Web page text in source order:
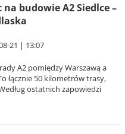
na budowie A2 Siedlce –
21 | 13:07
A2 pomiędzy Warszawą a
łącznie 50 kilometrów trasy,
ostatnich zapowiedzi